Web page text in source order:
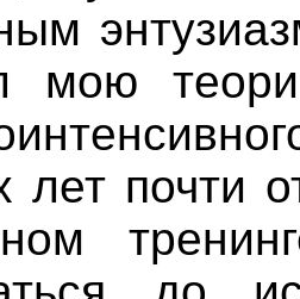
мою
лет почти